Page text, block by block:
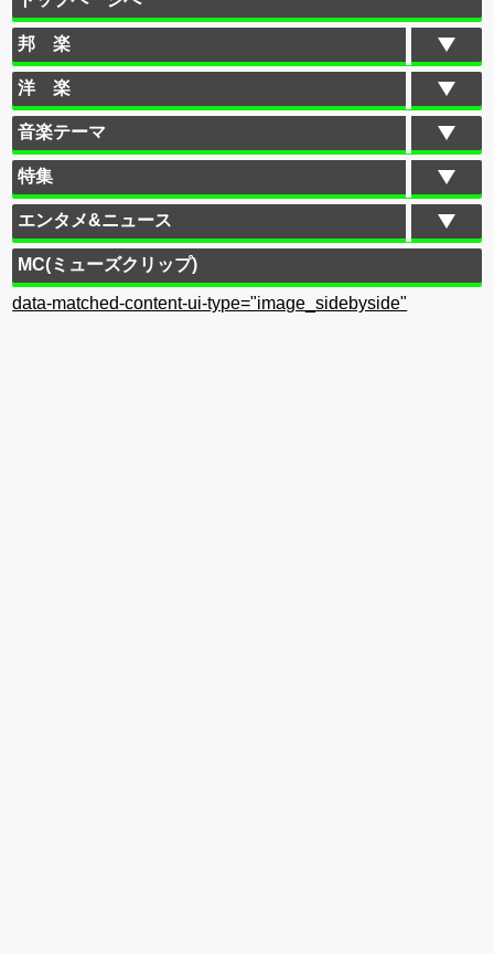
邦 楽
洋 楽
音楽テーマ
特集
エンタメ&ニュース
MC(ミューズクリップ)
data-matched-content-ui-type="image_sidebyside"